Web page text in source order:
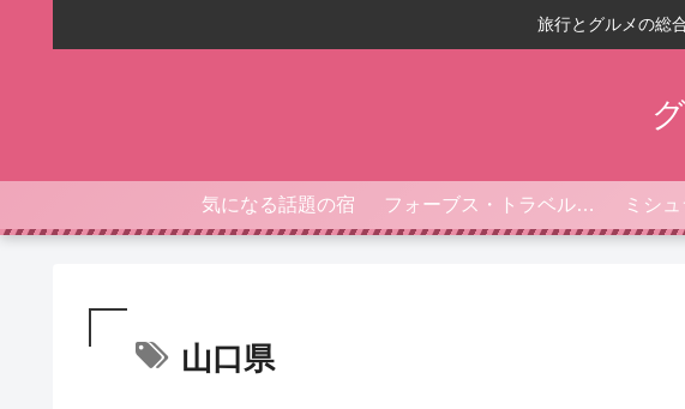
旅行とグルメの総
気になる話題の宿 フォーブス・トラベルガイド ミシ
山口県